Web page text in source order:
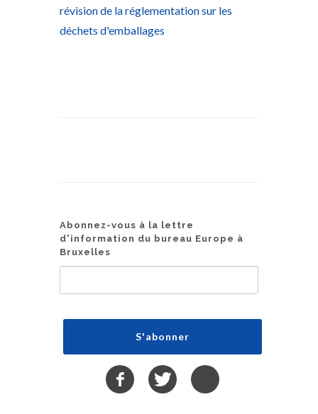
révision de la réglementation sur les
déchets d'emballages
Abonnez-vous à la lettre
d'information du bureau Europe à
Bruxelles